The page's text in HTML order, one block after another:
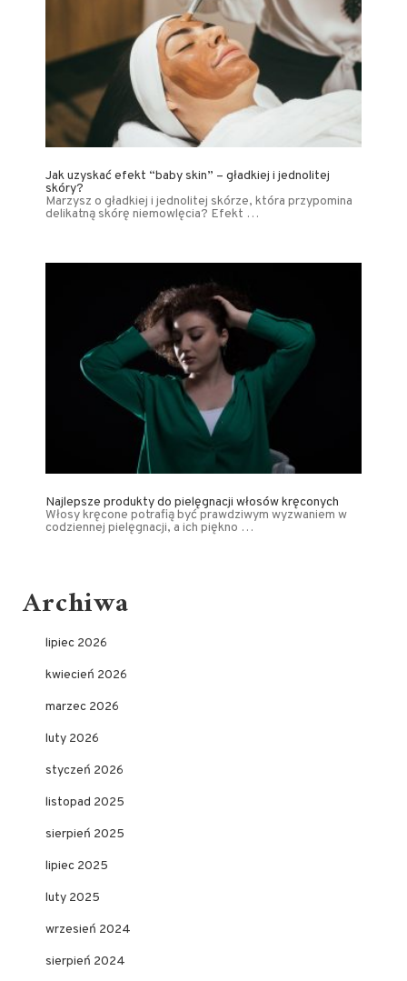
Jak uzyskać efekt “baby skin” – gładkiej i jednolitej
skóry?
Marzysz o gładkiej i jednolitej skórze, która przypomina
delikatną skórę niemowlęcia? Efekt …
Najlepsze produkty do pielęgnacji włosów kręconych
Włosy kręcone potrafią być prawdziwym wyzwaniem w
codziennej pielęgnacji, a ich piękno …
Archiwa
lipiec 2026
kwiecień 2026
marzec 2026
luty 2026
styczeń 2026
listopad 2025
sierpień 2025
lipiec 2025
luty 2025
wrzesień 2024
sierpień 2024